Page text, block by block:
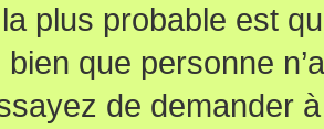
plus probable est
bien que personne
de demander